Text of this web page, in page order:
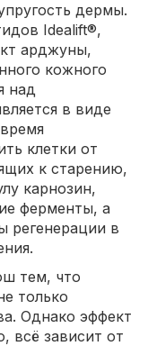
дермы.
Idealift®,
арджуны,
кожного
над
в виде
клетки от
к старению,
карнозин,
ферменты, а
регенерации в
тем, что
только
Однако эффект
всё зависит от